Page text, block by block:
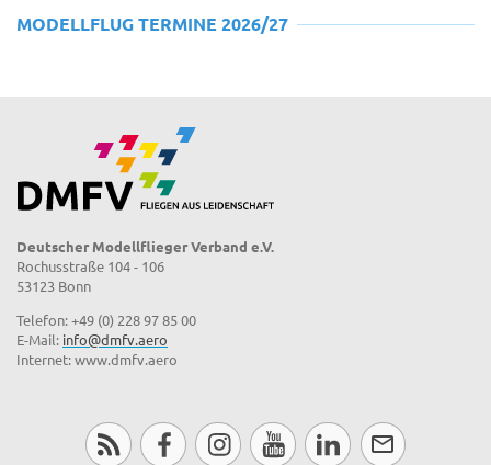
MODELLFLUG TERMINE 2026/27
Deutscher Modellflieger Verband e.V.
Rochusstraße 104 - 106
53123 Bonn
Telefon: +49 (0) 228 97 85 00
E-Mail: info@dmfv.aero
Internet: www.dmfv.aero